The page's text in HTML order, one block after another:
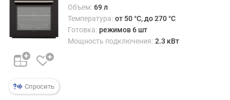
м
(
)
в
ы
о
Спросить
Объем: 69 л
Температура: от 50 °C, до 270 °C
Готовка: режимов 6 шт
Мощность подключения: 2.3 кВт